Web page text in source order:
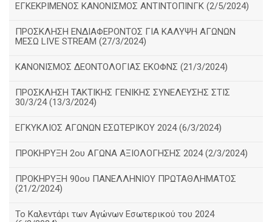
ΕΓΚΕΚΡΙΜΕΝΟΣ ΚΑΝΟΝΙΣΜΟΣ ΑΝΤΙΝΤΟΠΙΝΓΚ (2/5/2024)
ΠΡΟΣΚΛΗΣΗ ΕΝΔΙΑΦΕΡΟΝΤΟΣ ΓΙΑ ΚΑΛΥΨΗ ΑΓΩΝΩΝ
ΜΕΣΩ LIVE STREAM (27/3/2024)
ΚΑΝΟΝΙΣΜΟΣ ΔΕΟΝΤΟΛΟΓΙΑΣ ΕΚΟΦΝΣ (21/3/2024)
ΠΡΟΣΚΛΗΣΗ ΤΑΚΤΙΚΗΣ ΓΕΝΙΚΗΣ ΣΥΝΕΛΕΥΣΗΣ ΣΤΙΣ
30/3/24 (13/3/2024)
ΕΓΚΥΚΛΙΟΣ ΑΓΩΝΩΝ ΕΣΩΤΕΡΙΚΟΥ 2024 (6/3/2024)
ΠΡΟΚΗΡΥΞΗ 2ου ΑΓΩΝΑ ΑΞΙΟΛΟΓΗΣΗΣ 2024 (2/3/2024)
ΠΡΟΚΗΡΥΞΗ 90ου ΠΑΝΕΛΛΗΝΙΟΥ ΠΡΩΤΑΘΛΗΜΑΤΟΣ
(21/2/2024)
Το Καλεντάρι των Αγώνων Εσωτερικού του 2024